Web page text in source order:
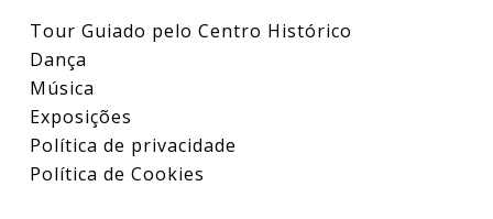
Tour Guiado pelo Centro Histórico
Dança
Música
Exposições
Política de privacidade
Política de Cookies